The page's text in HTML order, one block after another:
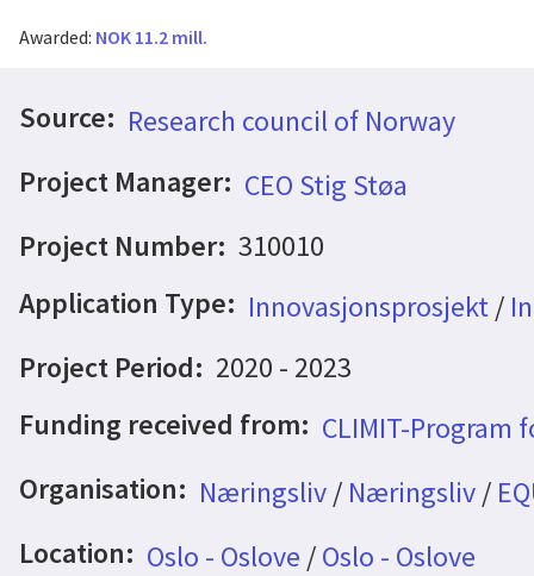
Awarded: NOK 11.2 mill.
Source: Research council of Norway
Project Manager: CEO Stig Støa
Project Number: 310010
Application Type: Innovasjonsprosjekt/
Project Period: 2020 - 2023
Funding received from: CLIMIT-Program
Organisation: Næringsliv/ Næringsliv/
Location: Oslo - Oslove /Oslo - Oslove